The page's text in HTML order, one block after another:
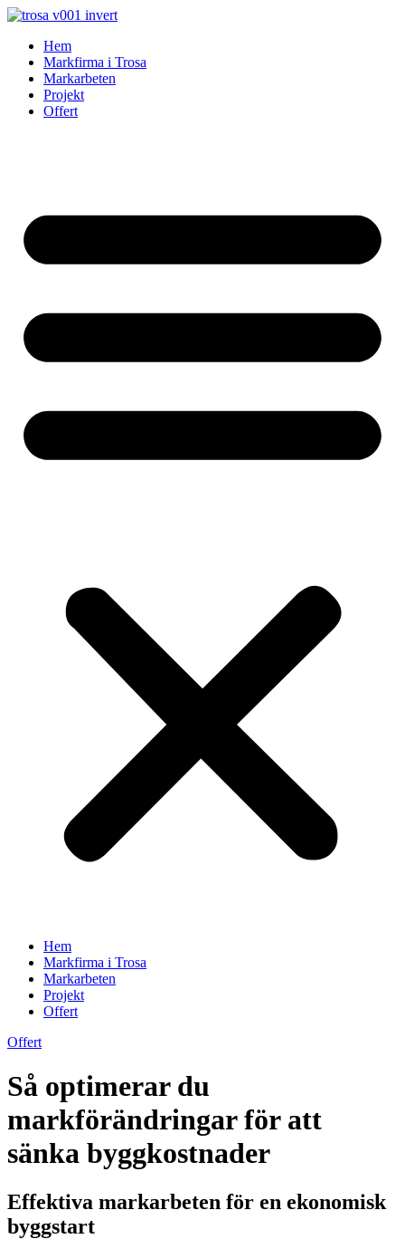
Skip
contentHem
Markfirma i Trosa
Markarbeten
Projekt
Offert
Hem
Markfirma i Trosa
Markarbeten
Projekt
Offert
Offert
Så optimerar du
markförändringar för att
sänka byggkostnader
Effektiva markarbeten för en ekonomisk
byggstart